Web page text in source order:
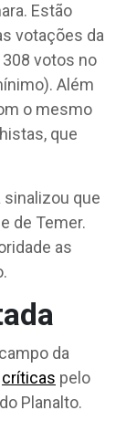
Estão
votações da
votos no
Além
o mesmo
que
sinalizou que
de Temer.
as
da
críticas pelo
Planalto.